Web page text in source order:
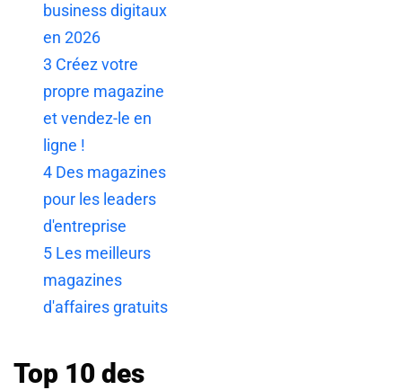
business digitaux
en 2026
3 Créez votre
propre magazine
et vendez-le en
ligne !
4 Des magazines
pour les leaders
d'entreprise
5 Les meilleurs
magazines
d'affaires gratuits
Top 10 des